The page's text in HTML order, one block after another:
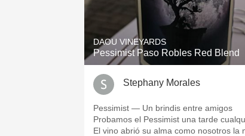
1982 Bordeaux
Buttery
DAOU VINEYARDS
Pessimist Paso Robles Red Blend
Stephany Morales
Pessimist — Un brindis entre amigos
Probamos el Pessimist una tarde
El vino abrió su alma como nosotros la